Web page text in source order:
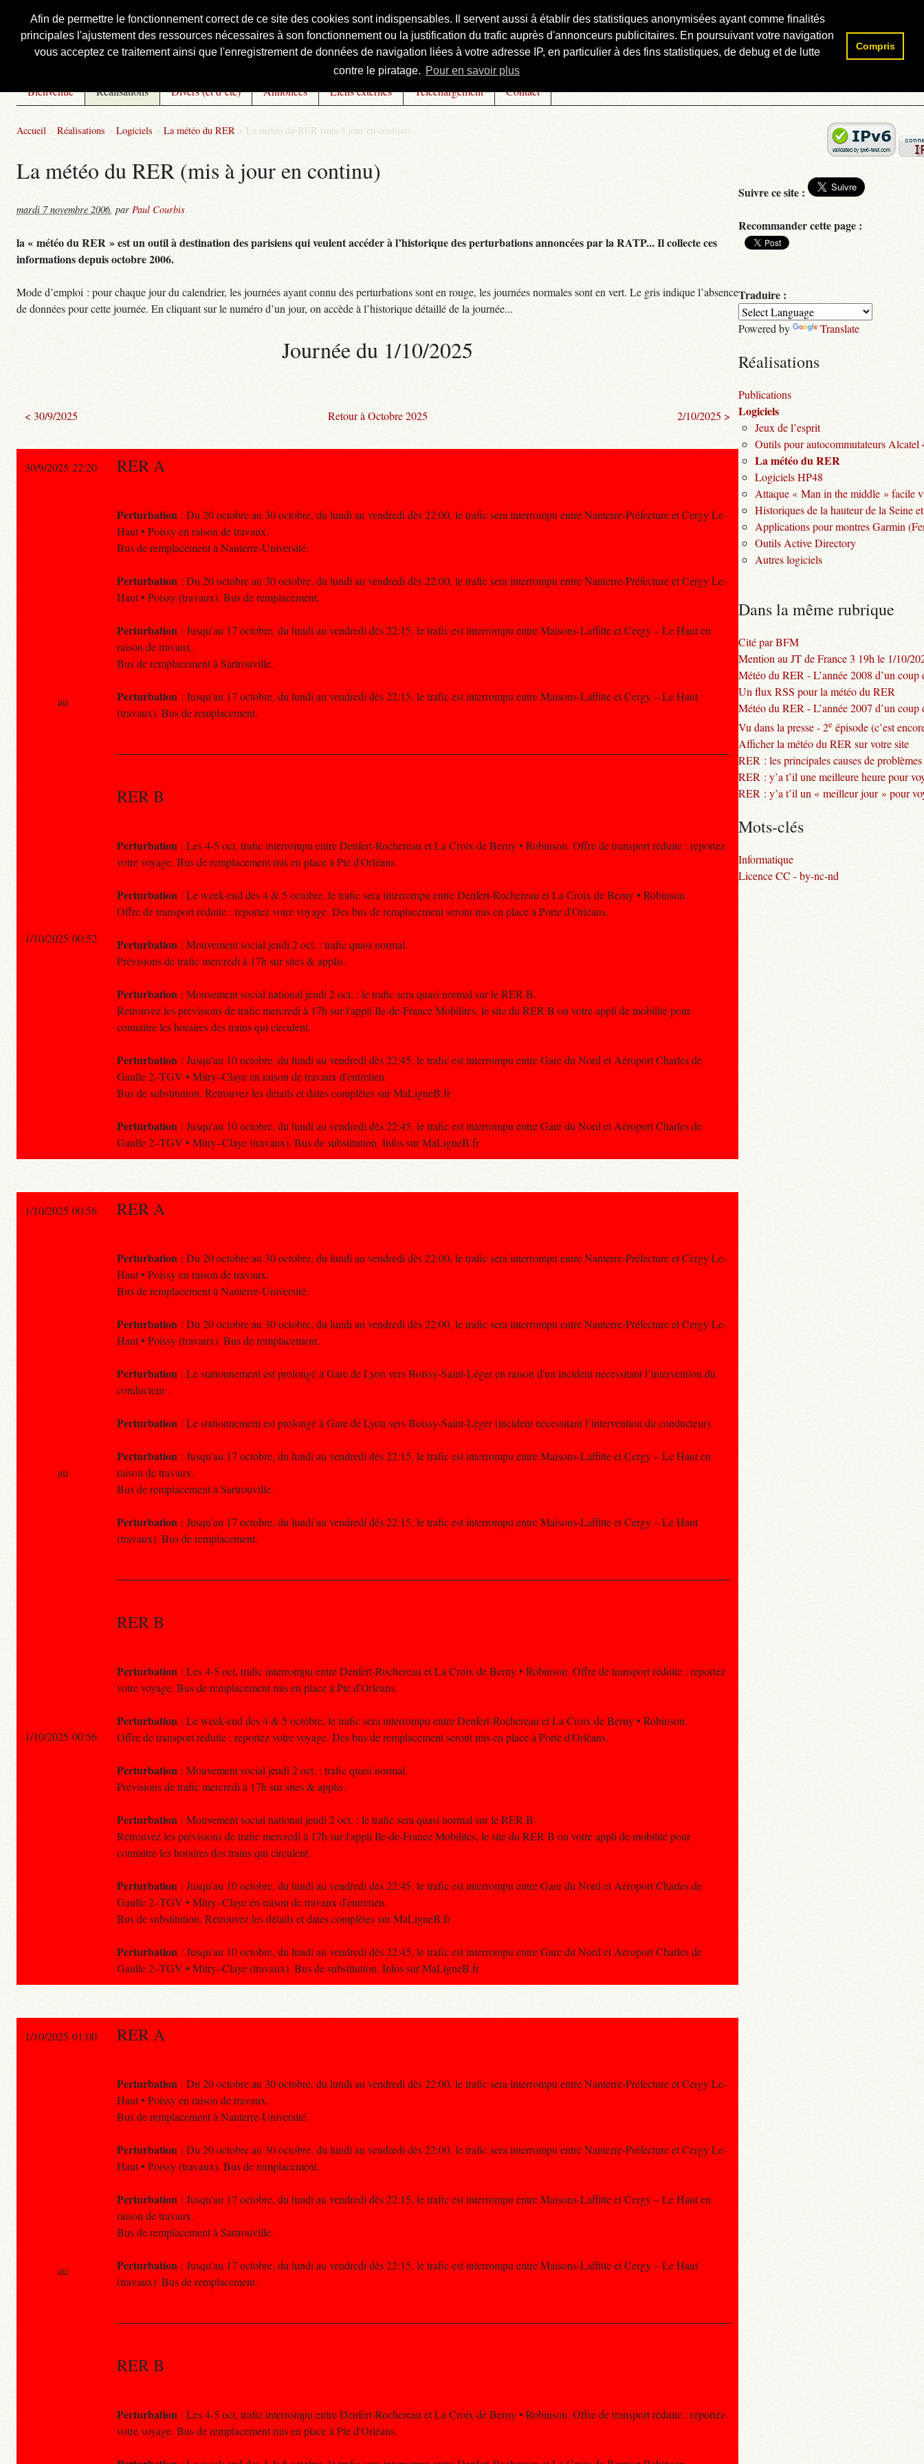
Afin de permettre le fonctionnement correct de ce site des cookies sont indispensables. Il servent aussi à établir des statistiques anonymisées ayant comme finalités
principales l'ajustement des ressources nécessaires à son fonctionnement ou la justification du trafic auprès d'annonceurs publicitaires. En poursuivant votre navigation
vous acceptez ce traitement ainsi que l'enregistrement de données de navigation liées à votre adresse IP, en particulier à des fins statistiques, de debug et de lutte
contre le piratage. Pour en savoir plus
Compris
Courbis, « LE » Blog Officiel
Bienvenue Réalisations Divers (et d’été) Annonces Liens externes Téléchargement Contact
Accueil > Réalisations > Logiciels > La météo du RER > La météo du RER (mis à jour en continu)
La météo du RER (mis à jour en continu)
mardi 7 novembre 2006, par Paul Courbis
la « météo du RER » est un outil à destination des parisiens qui veulent accéder à l’historique des perturbations annoncées par la RATP... Il collecte ces
informations depuis octobre 2006.
Mode d’emploi : pour chaque jour du calendrier, les journées ayant connu des perturbations sont en rouge, les journées normales sont en vert. Le gris indique l’absence
de données pour cette journée. En cliquant sur le numéro d’un jour, on accède à l’historique détaillé de la journée...
Journée du 1/10/2025
< 30/9/2025 Retour à Octobre 2025 2/10/2025 >
30/9/2025 22:20 RER A
Perturbation : Du 20 octobre au 30 octobre, du lundi au vendredi dès 22:00, le trafic sera interrompu entre Nanterre-Préfecture et Cergy Le-
Haut • Poissy en raison de travaux.
Bus de remplacement à Nanterre-Université.
Perturbation : Du 20 octobre au 30 octobre, du lundi au vendredi dès 22:00, le trafic sera interrompu entre Nanterre-Préfecture et Cergy Le-
Haut • Poissy (travaux). Bus de remplacement.
Perturbation : Jusqu'au 17 octobre, du lundi au vendredi dès 22:15, le trafic est interrompu entre Maisons-Laffitte et Cergy – Le Haut en
raison de travaux.
Bus de remplacement à Sartrouville.
Perturbation : Jusqu'au 17 octobre, du lundi au vendredi dès 22:15, le trafic est interrompu entre Maisons-Laffitte et Cergy – Le Haut
(travaux). Bus de remplacement.
RER B
Perturbation : Les 4-5 oct, trafic interrompu entre Denfert-Rochereau et La Croix de Berny • Robinson. Offre de transport réduite : reportez
votre voyage. Bus de remplacement mis en place à Pte d'Orléans.
Perturbation : Le week-end des 4 & 5 octobre, le trafic sera interrompu entre Denfert-Rochereau et La Croix de Berny • Robinson.
Offre de transport réduite : reportez votre voyage. Des bus de remplacement seront mis en place à Porte d'Orléans.
Perturbation : Mouvement social jeudi 2 oct. : trafic quasi normal.
Prévisions de trafic mercredi à 17h sur sites & applis.
Perturbation : Mouvement social national jeudi 2 oct. : le trafic sera quasi normal sur le RER B.
Retrouvez les prévisions de trafic mercredi à 17h sur l'appli Ile-de-France Mobilités, le site du RER B ou votre appli de mobilité pour
connaître les horaires des trains qui circulent.
Perturbation : Jusqu'au 10 octobre, du lundi au vendredi dès 22:45, le trafic est interrompu entre Gare du Nord et Aéroport Charles de
Gaulle 2–TGV • Mitry–Claye en raison de travaux d'entretien.
Bus de substitution. Retrouvez les détails et dates complètes sur MaLigneB.fr
Perturbation : Jusqu'au 10 octobre, du lundi au vendredi dès 22:45, le trafic est interrompu entre Gare du Nord et Aéroport Charles de
Gaulle 2–TGV • Mitry–Claye (travaux). Bus de substitution. Infos sur MaLigneB.fr
au
1/10/2025 00:52
1/10/2025 00:56 RER A
Perturbation : Du 20 octobre au 30 octobre, du lundi au vendredi dès 22:00, le trafic sera interrompu entre Nanterre-Préfecture et Cergy Le-
Haut • Poissy en raison de travaux.
Bus de remplacement à Nanterre-Université.
Perturbation : Du 20 octobre au 30 octobre, du lundi au vendredi dès 22:00, le trafic sera interrompu entre Nanterre-Préfecture et Cergy Le-
Haut • Poissy (travaux). Bus de remplacement.
Perturbation : Le stationnement est prolongé à Gare de Lyon vers Boissy-Saint-Léger en raison d'un incident nécessitant l’intervention du
conducteur .
Perturbation : Le stationnement est prolongé à Gare de Lyon vers Boissy-Saint-Léger (incident nécessitant l’intervention du conducteur).
Perturbation : Jusqu'au 17 octobre, du lundi au vendredi dès 22:15, le trafic est interrompu entre Maisons-Laffitte et Cergy – Le Haut en
raison de travaux.
Bus de remplacement à Sartrouville.
Perturbation : Jusqu'au 17 octobre, du lundi au vendredi dès 22:15, le trafic est interrompu entre Maisons-Laffitte et Cergy – Le Haut
(travaux). Bus de remplacement.
RER B
Perturbation : Les 4-5 oct, trafic interrompu entre Denfert-Rochereau et La Croix de Berny • Robinson. Offre de transport réduite : reportez
votre voyage. Bus de remplacement mis en place à Pte d'Orléans.
Perturbation : Le week-end des 4 & 5 octobre, le trafic sera interrompu entre Denfert-Rochereau et La Croix de Berny • Robinson.
Offre de transport réduite : reportez votre voyage. Des bus de remplacement seront mis en place à Porte d'Orléans.
Perturbation : Mouvement social jeudi 2 oct. : trafic quasi normal.
Prévisions de trafic mercredi à 17h sur sites & applis.
Perturbation : Mouvement social national jeudi 2 oct. : le trafic sera quasi normal sur le RER B.
Retrouvez les prévisions de trafic mercredi à 17h sur l'appli Ile-de-France Mobilités, le site du RER B ou votre appli de mobilité pour
connaître les horaires des trains qui circulent.
Perturbation : Jusqu'au 10 octobre, du lundi au vendredi dès 22:45, le trafic est interrompu entre Gare du Nord et Aéroport Charles de
Gaulle 2–TGV • Mitry–Claye en raison de travaux d'entretien.
Bus de substitution. Retrouvez les détails et dates complètes sur MaLigneB.fr
Perturbation : Jusqu'au 10 octobre, du lundi au vendredi dès 22:45, le trafic est interrompu entre Gare du Nord et Aéroport Charles de
Gaulle 2–TGV • Mitry–Claye (travaux). Bus de substitution. Infos sur MaLigneB.fr
au
1/10/2025 00:56
1/10/2025 01:00 RER A
Perturbation : Du 20 octobre au 30 octobre, du lundi au vendredi dès 22:00, le trafic sera interrompu entre Nanterre-Préfecture et Cergy Le-
Haut • Poissy en raison de travaux.
Bus de remplacement à Nanterre-Université.
Perturbation : Du 20 octobre au 30 octobre, du lundi au vendredi dès 22:00, le trafic sera interrompu entre Nanterre-Préfecture et Cergy Le-
Haut • Poissy (travaux). Bus de remplacement.
Perturbation : Jusqu'au 17 octobre, du lundi au vendredi dès 22:15, le trafic est interrompu entre Maisons-Laffitte et Cergy – Le Haut en
raison de travaux.
Bus de remplacement à Sartrouville.
Perturbation : Jusqu'au 17 octobre, du lundi au vendredi dès 22:15, le trafic est interrompu entre Maisons-Laffitte et Cergy – Le Haut
(travaux). Bus de remplacement.
RER B
Perturbation : Les 4-5 oct, trafic interrompu entre Denfert-Rochereau et La Croix de Berny • Robinson. Offre de transport réduite : reportez
votre voyage. Bus de remplacement mis en place à Pte d'Orléans.
au
Rechercher :
Suivre ce site :
Recommander cette page :
Traduire :
Powered by Translate
Réalisations
Publications
Logiciels
Jeux de l’esprit
Outils pour autocommutateurs Alcatel
La météo du RER
Logiciels HP48
Attaque « Man in the middle » facile
Historiques de la hauteur de la Seine
Applications pour montres Garmin
Outils Active Directory
Autres logiciels
Dans la même rubrique
Cité par BFM
Mention au JT de France 3 19h le 1/10/
Météo du RER - L’année 2008 d’un coup
Un flux RSS pour la météo du RER
Météo du RER - L’année 2007 d’un coup
Vu dans la presse - 2e épisode (c’est
Afficher la météo du RER sur votre site
RER : les principales causes de problèmes
RER : y’a t’il une meilleure heure pour
RER : y’a t’il un « meilleur jour » pour
Mots-clés
Informatique
Licence CC - by-nc-nd